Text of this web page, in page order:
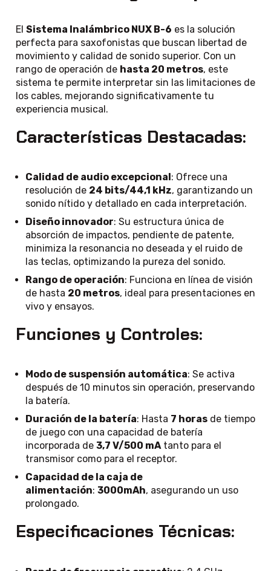
El Sistema Inalámbrico NUX B-6 es la solución
perfecta para saxofonistas que buscan libertad de
movimiento y calidad de sonido superior. Con un
rango de operación de hasta 20 metros, este
sistema te permite interpretar sin las limitaciones de
los cables, mejorando significativamente tu
experiencia musical.
Características Destacadas:
Calidad de audio excepcional : Ofrece una
resolución de 24 bits/44,1 kHz, garantizando un
sonido nítido y detallado en cada interpretación.
Diseño innovador: Su estructura única de
absorción de impactos, pendiente de patente,
minimiza la resonancia no deseada y el ruido de
las teclas, optimizando la pureza del sonido.
Rango de operación: Funciona en línea de visión
de hasta 20 metros, ideal para presentaciones en
vivo y ensayos.
Funciones y Controles:
Modo de suspensión automática: Se activa
después de 10 minutos sin operación, preservando
la batería.
Duración de la batería: Hasta 7 horas de tiempo
de juego con una capacidad de batería
incorporada de 3,7 V/500 mAtanto para el
transmisor como para el receptor.
Capacidad de la caja de
alimentación: 3000mAh, asegurando un uso
prolongado.
Especificaciones Técnicas: